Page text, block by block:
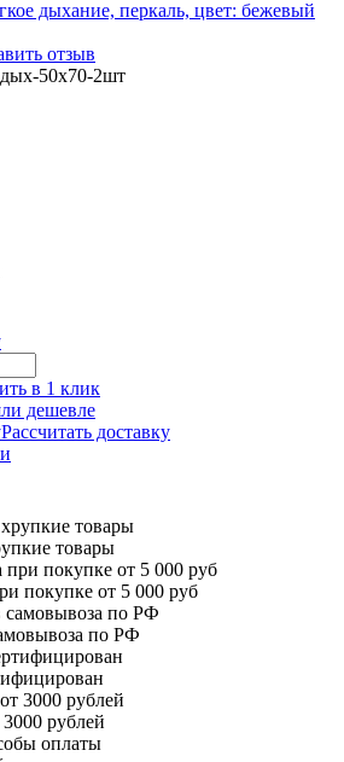
отзыв
50х70-2шт
в 1 клик
дешевле
Рассчитать доставку
товары
покупке от 5 000 руб
по РФ
рублей